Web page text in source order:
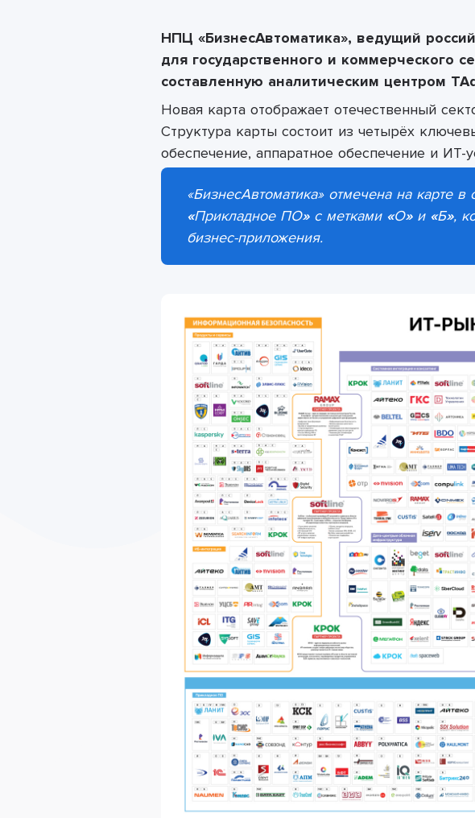
НПЦ «БизнесАвтоматика», ведущий
для государственного и коммерческого
составленную аналитическим центром
Новая карта отображает отечественный
Структура карты состоит из четырёх
обеспечение, аппаратное обеспечение и ИТ-
«БизнесАвтоматика» отмечена на карте в
«Прикладное ПО»с метками «О»и «Б»,
бизнес-приложения.